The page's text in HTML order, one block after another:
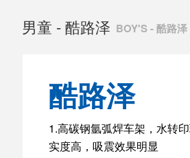
BICYCLE
ELECTRIC BIKE
男童 - 酷路泽 BOY'S - 酷路泽
酷路泽
1.高碳钢氩弧焊车架，水转
实度高，吸震效果明显